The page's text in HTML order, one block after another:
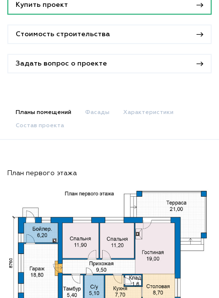
Купить проект
Стоимость строительства
Задать вопрос о проекте
Планы помещений Фасады Характеристики
Состав проекта
План первого этажа